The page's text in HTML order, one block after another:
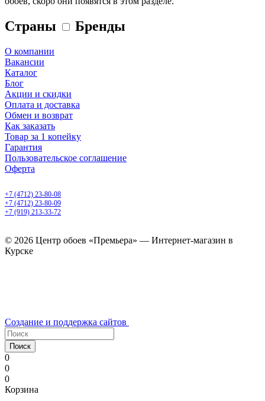
Страны Бренды
О компании
Вакансии
Каталог
Блог
Акции и скидки
Оплата и доставка
Обмен и возврат
Как заказать
Товар за 1 копейку
Гарантия
Пользовательское соглашение
Оферта
+7 (4712) 23-80-08
+7 (4712) 23-80-09
+7 (919) 213-33-72
© 2026 Центр обоев «Премьера» — Интернет-магазин в
Курске
Создание и поддержка сайтов
Поиск
0
0
0
Корзина